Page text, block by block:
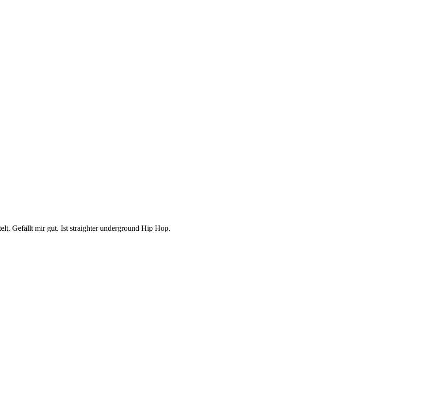
Gefällt mir gut. Ist straighter underground Hip Hop.